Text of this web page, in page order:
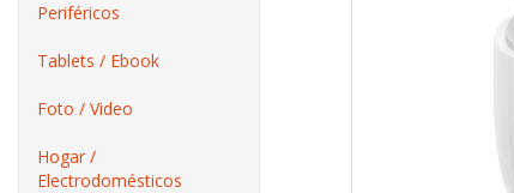
Periféricos
Tablets / Ebook
Foto / Video
Hogar /
Electrodomésticos